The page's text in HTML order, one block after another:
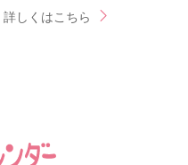
詳しくはこちら